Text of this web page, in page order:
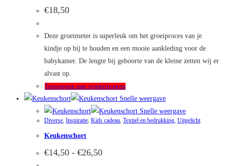
€18,50
Deze groeimeter is superleuk om het groeiproces van je
kindje op bij te houden en een mooie aankleding voor de
babykamer. De lengte bij geboorte van de kleine zetten wij er
alvast op.
Toevoegen aan winkelwagen
Snelle weergave
Snelle weergave
Diverse, Inspiratie, Kids cadeau, Textiel en bedrukking, Uitgelicht
Keukenschort
€14,50 - €26,50Prijsklasse: